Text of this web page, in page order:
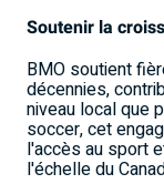
Soutenir la
BMO soutient
décennies,
niveau local que
soccer, cet
l'accès au sport
l'échelle du